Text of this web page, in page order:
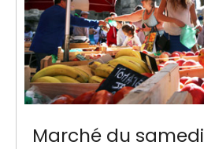
Marché du samedi